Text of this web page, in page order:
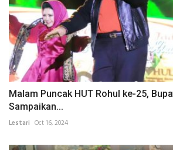
Malam Puncak HUT Rohul ke-25,
Sampaikan...
Lestari Oct 16, 2024